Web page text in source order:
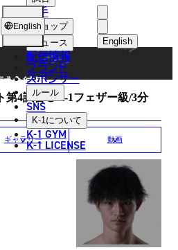
English
中文（繁體
ไทย
選手
ショップ
ニュース
配信情報
ブランド
スポンサー
ルール
SNS
K-1について
K-1 GYM
K-1 LICENSE
English
RESULT
試合結果
第4試合◎K-1フェザー級/3分
ギャラリー 動画